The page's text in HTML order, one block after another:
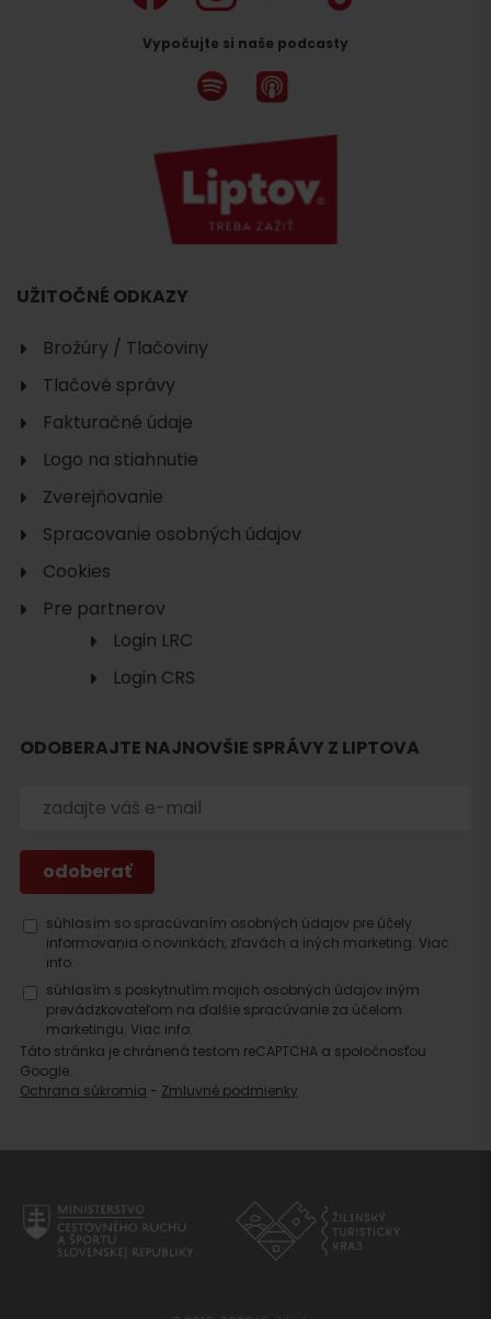
Hľadať
Vypočujte si naše podcasty
UŽITOČNÉ ODKAZY
Brožúry / Tlačoviny
Tlačové správy
Fakturačné údaje
Logo na stiahnutie
Zverejňovanie
Spracovanie osobných údajov
Cookies
Pre partnerov
Login LRC
Login CRS
ODOBERAJTE NAJNOVŠIE SPRÁVY Z LIPTOVA
súhlasím so spracúvaním osobných údajov pre účely
informovania o novinkách, zľavách a iných marketing. Viac
info.
súhlasím s poskytnutím mojich osobných údajov iným
prevádzkovateľom na ďalšie spracúvanie za účelom
marketingu. Viac info.
Táto stránka je chránená testom reCAPTCHA a spoločnosťou
Google.
Ochrana súkromia - Zmluvné podmienky